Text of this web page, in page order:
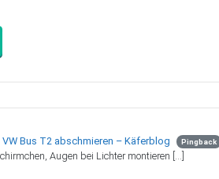
Bus T2 abschmieren – Käferblog Pingback
Augen bei Lichter montieren […]